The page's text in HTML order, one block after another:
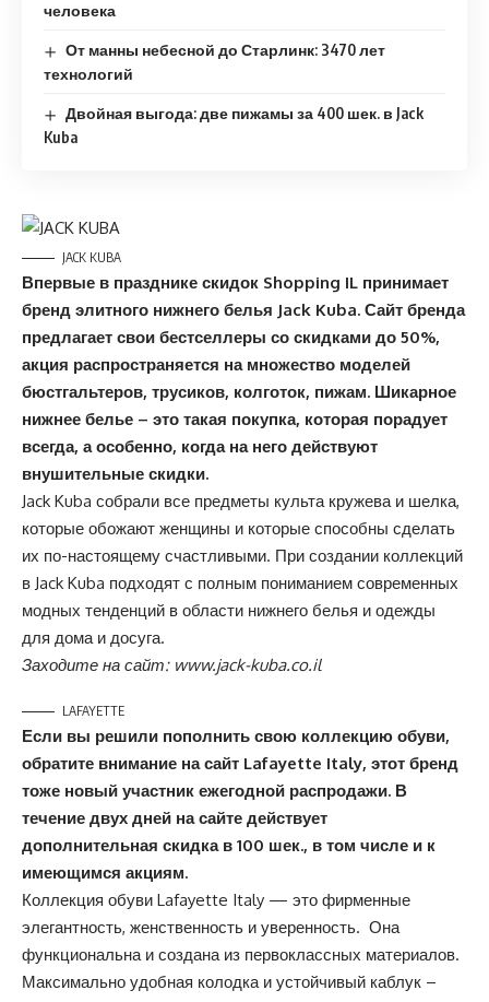
человека
От манны небесной до Старлинк: 3470 лет
технологий
Двойная выгода: две пижамы за 400 шек. в Jack
Kuba
JACK KUBA
Впервые в празднике скидок Shopping IL принимает
бренд элитного нижнего белья Jack Kuba. Сайт бренда
предлагает свои бестселлеры со скидками до 50%,
акция распространяется на множество моделей
бюстгальтеров, трусиков, колготок, пижам. Шикарное
нижнее белье – это такая покупка, которая порадует
всегда, а особенно, когда на него действуют
внушительные скидки.
Jack Kuba собрали все предметы культа кружева и шелка,
которые обожают женщины и которые способны сделать
их по-настоящему счастливыми. При создании коллекций
в Jack Kuba подходят с полным пониманием современных
модных тенденций в области нижнего белья и одежды
для дома и досуга.
Заходите на сайт: www.jack-kuba.co.il
LAFAYETTE
Если вы решили пополнить свою коллекцию обуви,
обратите внимание на сайт Lafayette Italy, этот бренд
тоже новый участник ежегодной распродажи. В
течение двух дней на сайте действует
дополнительная скидка в 100 шек., в том числе и к
имеющимся акциям.
Коллекция обуви Lafayette Italy — это фирменные
элегантность, женственность и уверенность. Она
функциональна и создана из первоклассных материалов.
Максимально удобная колодка и устойчивый каблук –